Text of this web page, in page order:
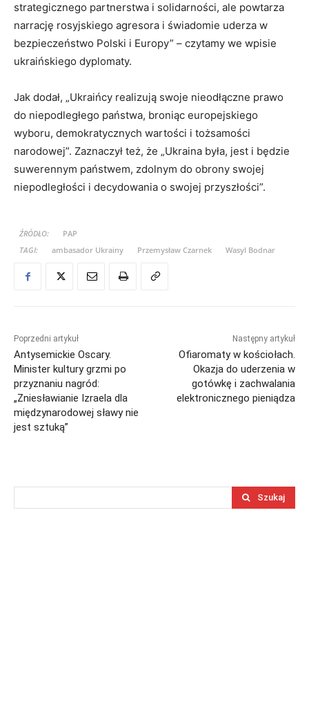
strategicznego partnerstwa i solidarności, ale powtarza
narrację rosyjskiego agresora i świadomie uderza w
bezpieczeństwo Polski i Europy” – czytamy we wpisie
ukraińskiego dyplomaty.
Jak dodał, „Ukraińcy realizują swoje nieodłączne prawo
do niepodległego państwa, broniąc europejskiego
wyboru, demokratycznych wartości i tożsamości
narodowej”. Zaznaczył też, że „Ukraina była, jest i będzie
suwerennym państwem, zdolnym do obrony swojej
niepodległości i decydowania o swojej przyszłości”.
ŹRÓDŁO:
PAP
TAGI:
ambasador Ukrainy Przemysław Czarnek Wasyl Bodnar
Poprzedni artykuł
Antysemickie Oscary.
Minister kultury grzmi po
przyznaniu nagród:
„Zniesławianie Izraela dla
międzynarodowej sławy nie
jest sztuką”
Następny artykuł
Ofiaromaty w kościołach.
Okazja do uderzenia w
gotówkę i zachwalania
elektronicznego pieniądza
Szukaj